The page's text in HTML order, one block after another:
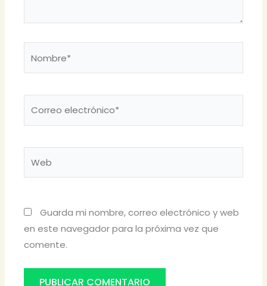
Guarda mi nombre, correo electrónico y web
en este navegador para la próxima vez que
comente.